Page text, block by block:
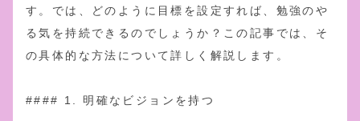
す。では、どのように目標を設定すれば、勉強のや
る気を持続できるのでしょうか？この記事では、そ
の具体的な方法について詳しく解説します。
#### 1. 明確なビジョンを持つ